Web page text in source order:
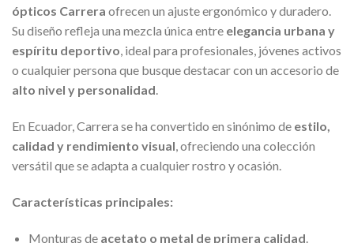
ópticos Carrera ofrecen un ajuste ergonómico y duradero.
Su diseño refleja una mezcla única entre elegancia urbana y
espíritu deportivo, ideal para profesionales, jóvenes activos
o cualquier persona que busque destacar con un accesorio de
alto nivel y personalidad.
En Ecuador, Carrera se ha convertido en sinónimo de estilo,
calidad y rendimiento visual, ofreciendo una colección
versátil que se adapta a cualquier rostro y ocasión.
Características principales:
Monturas de acetato o metal de primera calidad